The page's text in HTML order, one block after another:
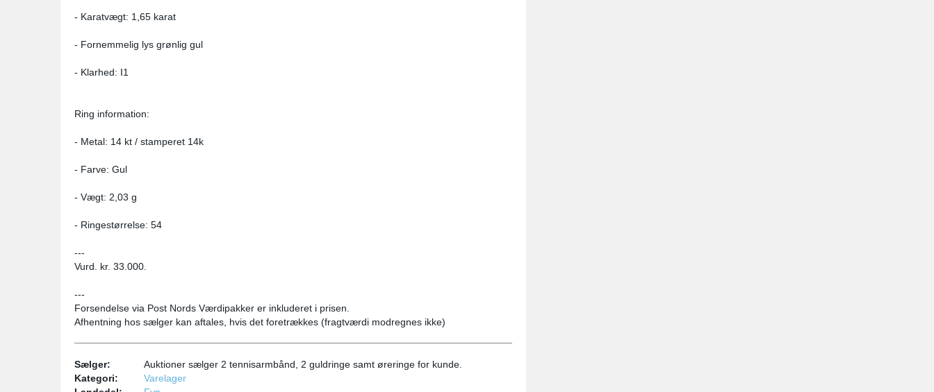
- Karatvægt: 1,65 karat
- Fornemmelig lys grønlig gul
- Klarhed: I1
Ring information:
- Metal: 14 kt / stamperet 14k
- Farve: Gul
- Vægt: 2,03 g
- Ringestørrelse: 54
---
Vurd. kr. 33.000.
---
Forsendelse via Post Nords Værdipakker er inkluderet i prisen.
Afhentning hos sælger kan aftales, hvis det foretrækkes (fragtværdi modregnes ikke)
Sælger:
Auktioner sælger 2 tennisarmbånd, 2 guldringe samt øreringe for kunde.
Kategori:
Varelager